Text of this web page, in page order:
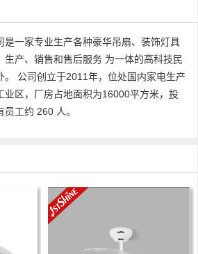
是一家专业生产各种豪华吊扇、装饰灯具
生产、销售和售后服务 为一体的高科技民
。 公司创立于2011年，位处国内家电生产
业区，厂房占地面积为16000平方米，投
工约 260 人。